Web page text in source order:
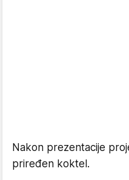
Nakon prezentacije
priređen koktel.